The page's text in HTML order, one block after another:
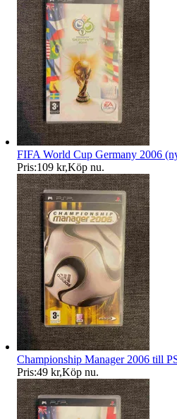
FIFA World Cup Germany 2006
Pris:109 kr,Köp nu.
Championship Manager 2006 till
Pris:49 kr,Köp nu.